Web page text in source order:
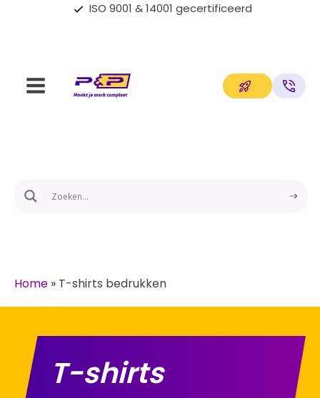
ISO 9001 & 14001 gecertificeerd
Home » T-shirts bedrukken
T-shirts